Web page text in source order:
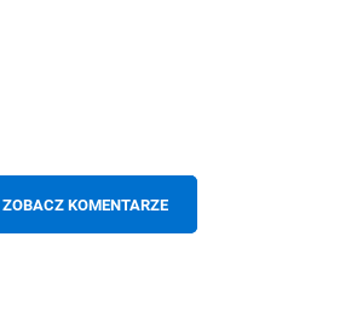
ZOBACZ KOMENTARZE